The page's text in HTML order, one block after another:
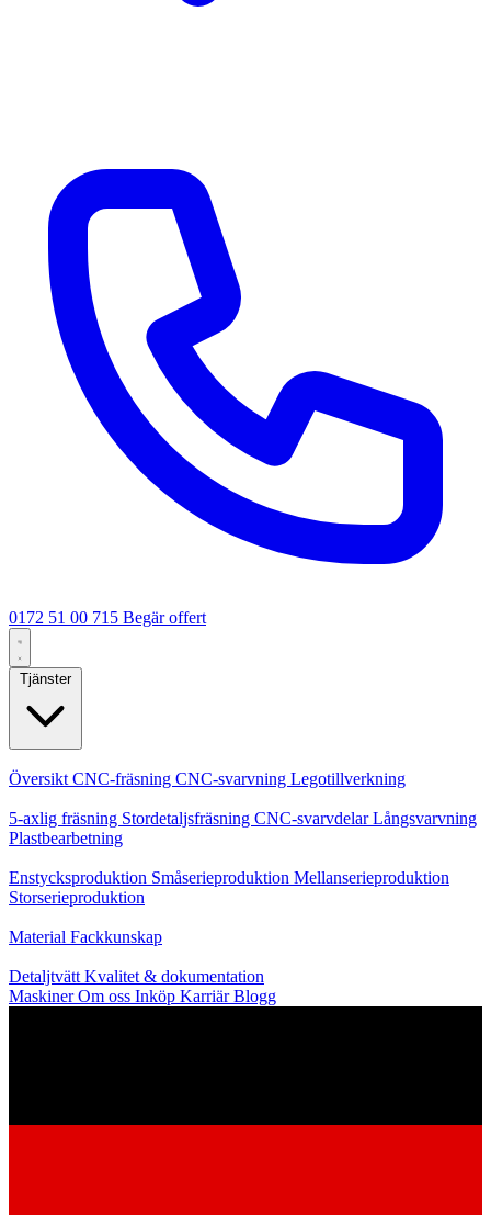
0172 51 00 715 Begär offert
Tjänster
Översikt CNC-fräsning CNC-svarvning Legotillverkning
5-axlig fräsning Stordetaljsfräsning CNC-svarvdelarLångsvarvning
Plastbearbetning
Enstycksproduktion Småserieproduktion Mellanserieproduktion
Storserieproduktion
Material Fackkunskap
Detaljtvätt Kvalitet & dokumentation
MaskinerOm oss Inköp KarriärBlogg